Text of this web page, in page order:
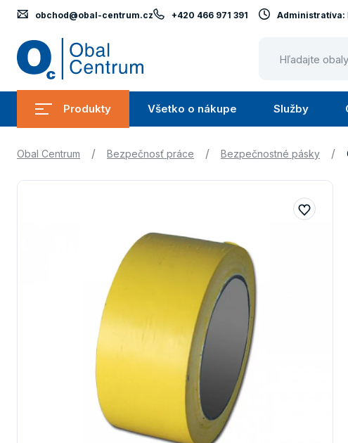
Produkty
Submenu
Produkty
Všetko o nákupe
Submenu
Všetko
Služby
obchod@obal-centrum.cz +420 466 971 391 Administratíva:
Obal Centrum / Bezpečnosť práce / Bezpečnostné pásky /